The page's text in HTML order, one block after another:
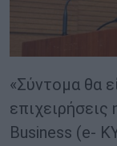
«Σύντομα θα
Business (e-